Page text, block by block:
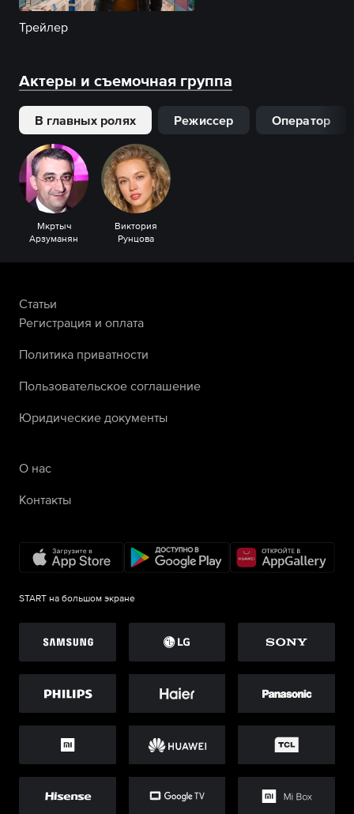
Трейлер
Актеры и съемочная группа
В главных ролях Режиссер Оператор
Мкртыч
Арзуманян
Виктория
Рунцова
Статьи
Регистрация и оплата
Политика приватности
Пользовательское соглашение
Юридические документы
О нас
Контакты
START на большом экране